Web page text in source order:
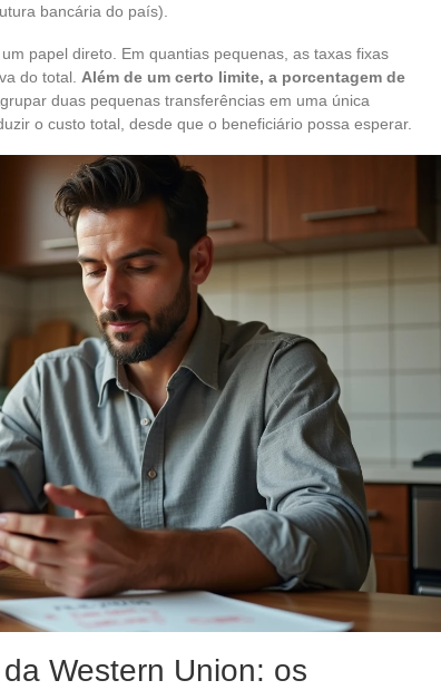
bancária do país).
papel direto. Em quantias pequenas, as taxas fixas
do total. Além de um certo limite, a porcentagem de
duas pequenas transferências em uma única
o custo total, desde que o beneficiário possa esperar.
Western Union: os